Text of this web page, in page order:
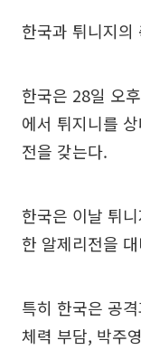
한국과 튀니지의
한국은 28일 오
에서 튀지니를
전을 갖는다.
한국은 이날 튀
한 알제리전을
특히 한국은 공
체력 부담, 박주